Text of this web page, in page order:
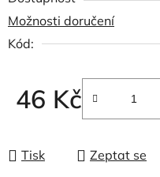
Možnosti doručení
Kód:
46 Kč
Měrná cena:
Tisk Zeptat se